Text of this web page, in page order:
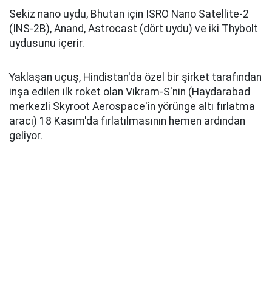
Sekiz nano uydu, Bhutan için ISRO Nano Satellite-2
(INS-2B), Anand, Astrocast (dört uydu) ve iki Thybolt
uydusunu içerir.
Yaklaşan uçuş, Hindistan'da özel bir şirket tarafından
inşa edilen ilk roket olan Vikram-S'nin (Haydarabad
merkezli Skyroot Aerospace'in yörünge altı fırlatma
aracı) 18 Kasım'da fırlatılmasının hemen ardından
geliyor.